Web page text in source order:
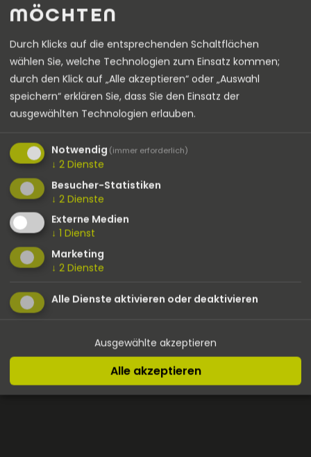
ERFAHREN SIE MEHR ÜBER
UNSERE LEISTUNGEN IM
BEREICH DER E-MOBILITÄT
GESCHÄFTSBEREICH
GREEN MOBILITY
LIEFERANTEN ALFEN
Mehr dazu
MÖCHTEN
Durch Klicks auf die entsprechenden Schaltflächen
wählen Sie, welche Technologien zum Einsatz kommen;
durch den Klick auf „Alle akzeptieren“ oder „Auswahl
speichern“ erklären Sie, dass Sie den Einsatz der
ausgewählten Technologien erlauben.
Notwendig (immer erforderlich)
↓ 2 Dienste
Besucher-Statistiken
↓ 2 Dienste
Externe Medien
↓ 1 Dienst
Marketing
↓ 2 Dienste
Alle Dienste aktivieren oder deaktivieren
Ausgewählte akzeptieren
Alle akzeptieren